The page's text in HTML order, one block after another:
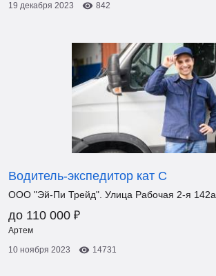
19 декабря 2023
842
Водитель-экспедитор кат С
ООО "Эй-Пи Трейд". Улица Рабочая 2-я 142а
до 110 000 ₽
Артем
10 ноября 2023
14731